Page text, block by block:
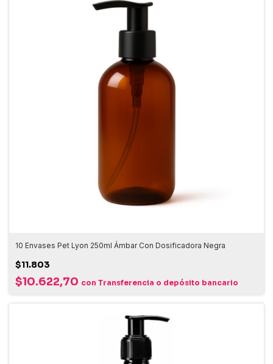
10 Envases Pet Lyon 250ml Ámbar Con Dosificadora Negra
$11.803
$10.622,70 con Transferencia o depósito bancario